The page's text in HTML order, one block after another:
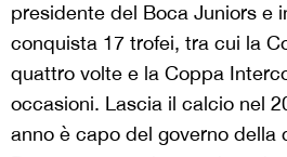
presidente del Boca Juniors e
conquista 17 trofei, tra cui la
quattro volte e la Coppa
occasioni. Lascia il calcio nel
anno è capo del governo della